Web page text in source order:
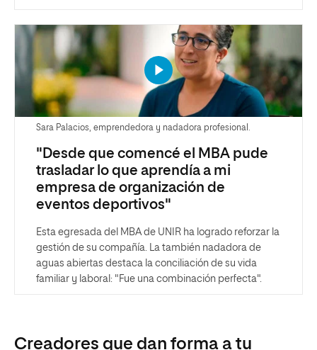
Sara Palacios, emprendedora y nadadora profesional.
"Desde que comencé el MBA pude
trasladar lo que aprendía a mi
empresa de organización de
eventos deportivos"
Esta egresada del MBA de UNIR ha logrado reforzar la
gestión de su compañía. La también nadadora de
aguas abiertas destaca la conciliación de su vida
familiar y laboral: "Fue una combinación perfecta".
Creadores que dan forma a tu